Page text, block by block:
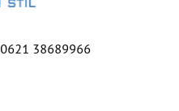
0621 38689966